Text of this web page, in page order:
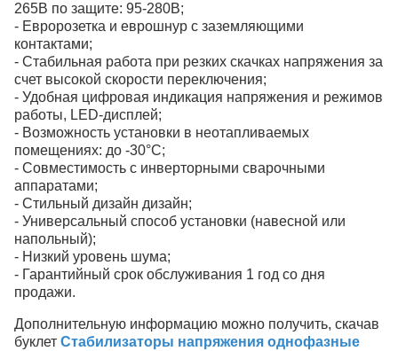
265В по защите: 95-280В;
- Евророзетка и еврошнур с заземляющими
контактами;
- Стабильная работа при резких скачках напряжения за
счет высокой скорости переключения;
- Удобная цифровая индикация напряжения и режимов
работы, LED-дисплей;
- Возможность установки в неотапливаемых
помещениях: до -30°C;
- Совместимость с инверторными сварочными
аппаратами;
- Стильный дизайн дизайн;
- Универсальный способ установки (навесной или
напольный);
- Низкий уровень шума;
- Гарантийный срок обслуживания 1 год со дня
продажи.
Дополнительную информацию можно получить, скачав
буклет Стабилизаторы напряжения однофазные